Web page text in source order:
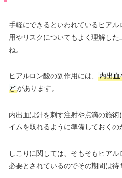
手軽にできるといわれているヒア
用やリスクについてもよく理解した
ね。
ヒアルロン酸の副作用には、
内出血
どがあります。
内出血は針を刺す注射や点滴の施
イムを取れるように準備しておくの
しこりに関しては、そもそもヒア
必要とされているのでその期間は待